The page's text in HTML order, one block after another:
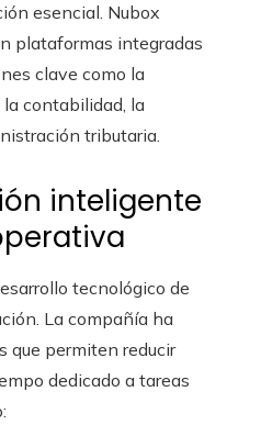
esencial. Nubox
plataformas integradas
clave como la
contabilidad, la
tributaria.
inteligente
tecnológico de
La compañía ha
que permiten reducir
dedicado a tareas